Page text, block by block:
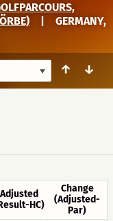
GERMANY,
↑ ↓
Adjusted
HC)
Change
(Adjusted-
Par)